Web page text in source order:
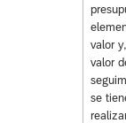
valor
valor
se